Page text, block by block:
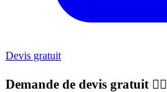
Devis gratuit
Demande de devis gratuit 👷‍♂️